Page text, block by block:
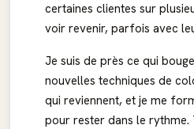
certaines clientes sur
voir revenir, parfois avec
Je suis de près ce qui
nouvelles techniques de
qui reviennent, et je me
pour rester dans le rythme.